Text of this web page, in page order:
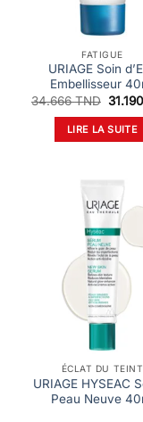
FATIGUE
URIAGE Soin
Embellisseur
34.666TND Le
initial
était :
LIRE LA SUITE
ÉCLAT DU TEINT
URIAGE HYSEAC
Peau Neuve